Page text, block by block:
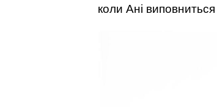
коли Ані